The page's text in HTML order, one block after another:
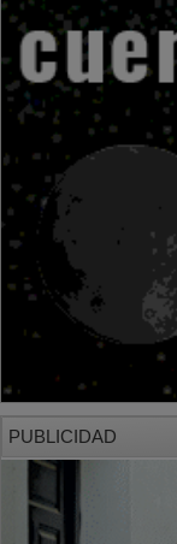
PUBLICIDAD